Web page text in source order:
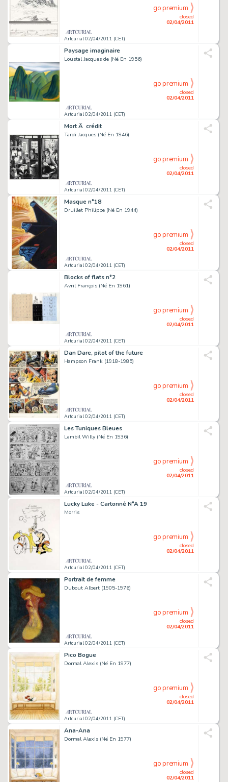
Artcurial 02/04/2011 (CET)
closed
02/04/2011
go premium
Paysage imaginaire
Loustal Jacques de (Né En 1956)
Artcurial 02/04/2011 (CET)
closed
02/04/2011
go premium
Mort Ã crédit
Tardi Jacques (Né En 1946)
Artcurial 02/04/2011 (CET)
closed
02/04/2011
go premium
Masque n°18
Druillet Philippe (Né En 1944)
Artcurial 02/04/2011 (CET)
closed
02/04/2011
go premium
Blocks of flats n°2
Avril François (Né En 1961)
Artcurial 02/04/2011 (CET)
closed
02/04/2011
go premium
Dan Dare, pilot of the future
Hampson Frank (1918-1985)
Artcurial 02/04/2011 (CET)
closed
02/04/2011
go premium
Les Tuniques Bleues
Lambil Willy (Né En 1936)
Artcurial 02/04/2011 (CET)
closed
02/04/2011
go premium
Lucky Luke - Cartonné N°Â 19
Morris
Artcurial 02/04/2011 (CET)
closed
02/04/2011
go premium
Portrait de femme
Dubout Albert (1905-1976)
Artcurial 02/04/2011 (CET)
closed
02/04/2011
go premium
Pico Bogue
Dormal Alexis (Né En 1977)
Artcurial 02/04/2011 (CET)
closed
02/04/2011
go premium
Ana-Ana
Dormal Alexis (Né En 1977)
closed
02/04/2011
go premium